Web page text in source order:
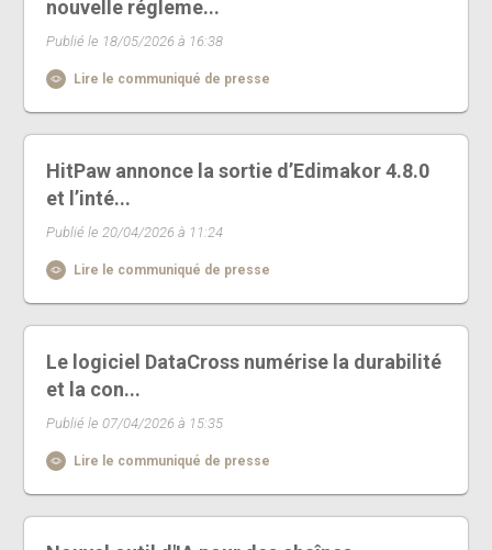
nouvelle régleme...
Publié le 18/05/2026 à 16:38
Lire le communiqué de presse
HitPaw annonce la sortie d’Edimakor 4.8.0
et l’inté...
Publié le 20/04/2026 à 11:24
Lire le communiqué de presse
Le logiciel DataCross numérise la durabilité
et la con...
Publié le 07/04/2026 à 15:35
Lire le communiqué de presse